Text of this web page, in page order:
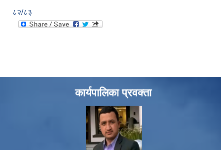
८२/८३
कार्यपालिका प्रवक्ता